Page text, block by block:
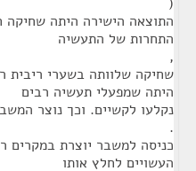
התוצאה הישירה היתה שחיקה
התחרות של התעשיה
,
שחיקה שלוותה בשערי ריבית
היתה שמפעלי תעשיה רבים
נקלעו לקשיים. וכך נוצר
.
כניסה למשבר יוצרת במקרים
העשויים לחלץ אותו